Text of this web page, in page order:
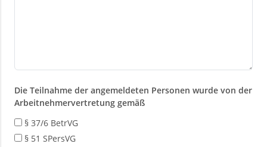
Die Teilnahme der angemeldeten Personen wurde von der
Arbeitnehmervertretung gemäß
§ 37/6 BetrVG
§ 51 SPersVG